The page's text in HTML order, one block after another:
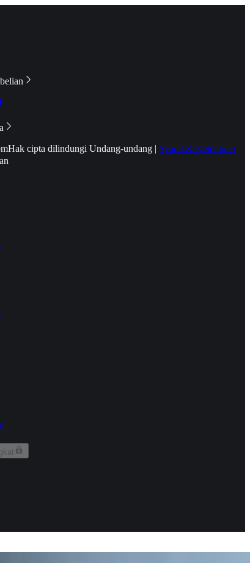
Hak cipta dilindungi Undang-undang | Syarat & Ketentuan